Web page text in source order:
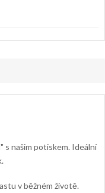
s našim potiskem. Ideální
v běžném životě.